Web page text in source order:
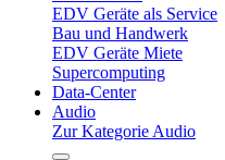
EDV Geräte als Service
Bau und Handwerk
EDV Geräte Miete
Supercomputing
Data-Center
Audio
Zur Kategorie Audio